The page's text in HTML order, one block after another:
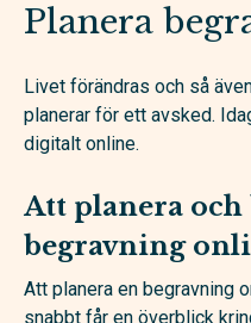
Planera
Livet förändras och så
planerar för ett avsked.
digitalt online.
Att planera och
begravning
Att planera en begravning
snabbt får en överblick